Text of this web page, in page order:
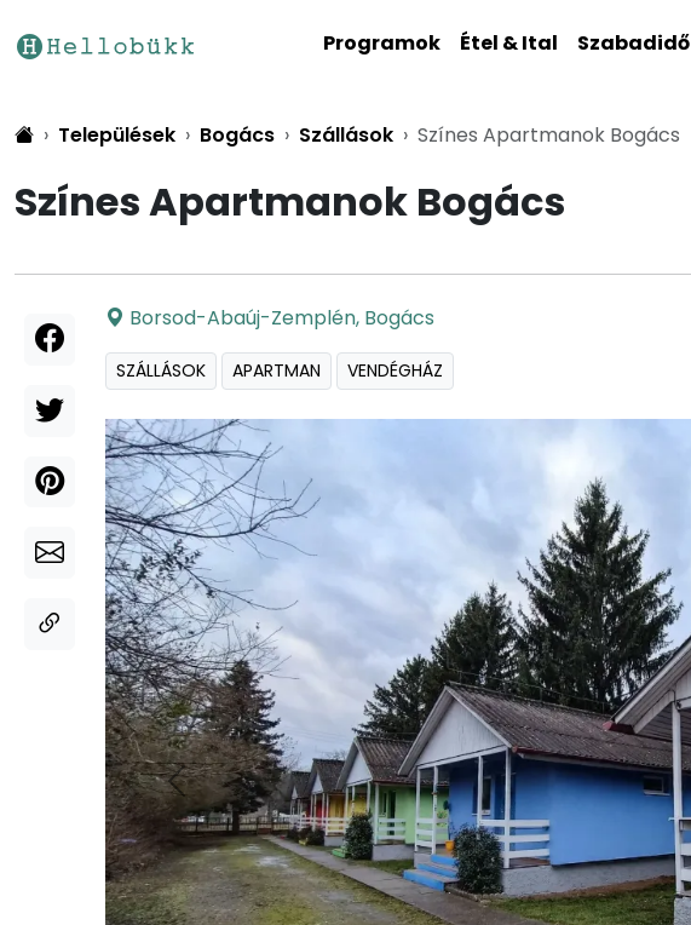
Programok Étel & Ital Szabadidő
Települések Bogács Szállások Színes Apartmanok Bogács
Színes Apartmanok Bogács
Borsod-Abaúj-Zemplén, Bogács
SZÁLLÁSOK APARTMAN VENDÉGHÁZ